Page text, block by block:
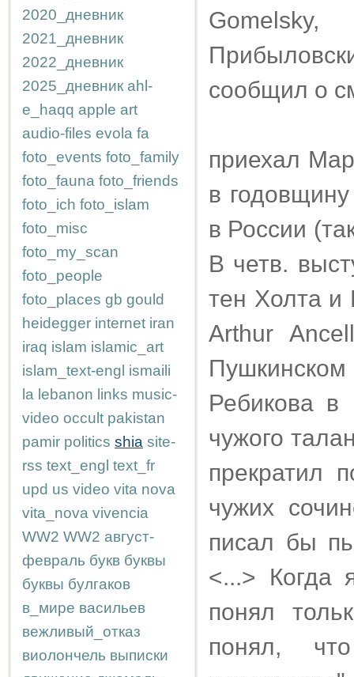
2020_дневник
2021_дневник
2022_дневник
2025_дневник ahl-
e_haqq apple art
audio-files evola fa
foto_events foto_family
foto_fauna foto_friends
foto_ich foto_islam
foto_misc
foto_my_scan
foto_people
foto_places gb gould
heidegger internet iran
iraq islam islamic_art
islam_text-engl ismaili
la lebanon links music-
video occult pakistan
pamir politics shia site-
rss text_engl text_fr
upd us video vita nova
vita_nova vivencia
WW2 WW2 август-
февраль букв буквы
буквы булгаков
в_мире васильев
вежливый_отказ
виолончель выписки
сообщил о
приехал
в
в России
В четв.
тен Холта и
Arthur
Ребикова в
чужого
прекратил
чужих
писал бы
<...> Когда
понял
понял,